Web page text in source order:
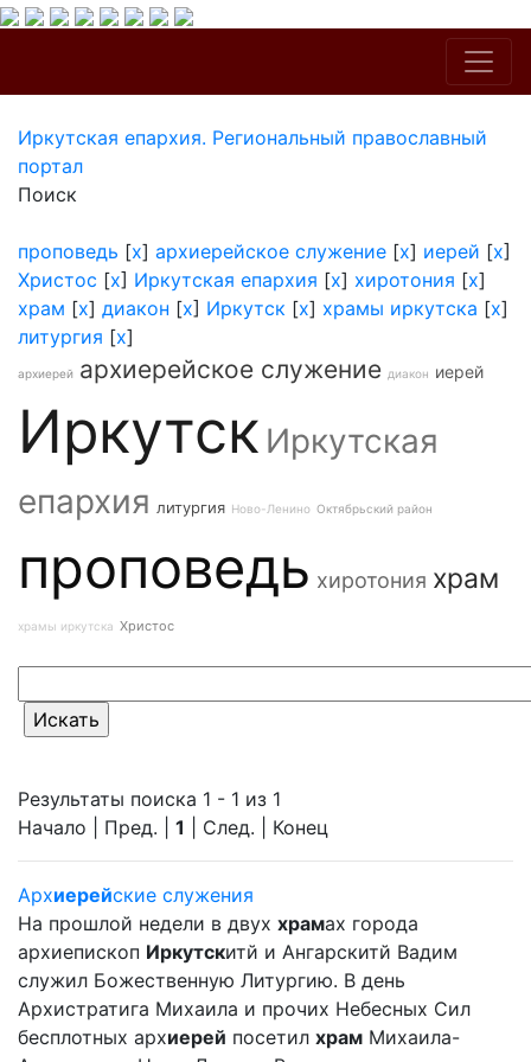
Иркутская епархия. Региональный православный
портал
Поиск
проповедь [x] архиерейское служение [x] иерей [x]
Христос [x] Иркутская епархия [x] хиротония [x]
храм [x] диакон [x] Иркутск [x] храмы иркутска [x]
литургия [x]
архиерей архиерейское служение диакон иерей
Иркутск Иркутская
епархия литургия Ново-Ленино Октябрьский район
проповедь хиротония храм
храмы иркутска Христос
Результаты поиска 1 - 1 из 1
Начало | Пред. | 1 | След. | Конец
Архиерейские служения
На прошлой недели в двух храмах города
архиепископ Иркутскитй и Ангарскитй Вадим
служил Божественную Литургию. В день
Архистратига Михаила и прочих Небесных Сил
бесплотных архиерей посетил храм Михаила-